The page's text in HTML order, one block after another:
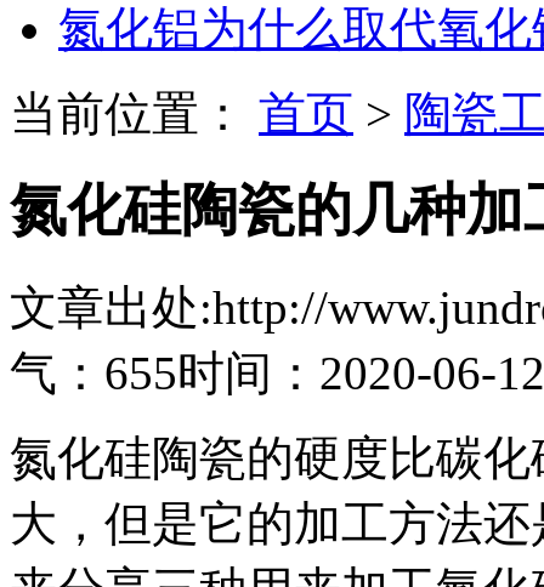
氮化铝为什么取代氧化
当前位置：
首页 > 陶瓷
氮化硅陶瓷的几种加
文章出处:http://
气：655时间：2020-06-12
氮化硅陶瓷的硬度比碳
大，但是它的加工方法